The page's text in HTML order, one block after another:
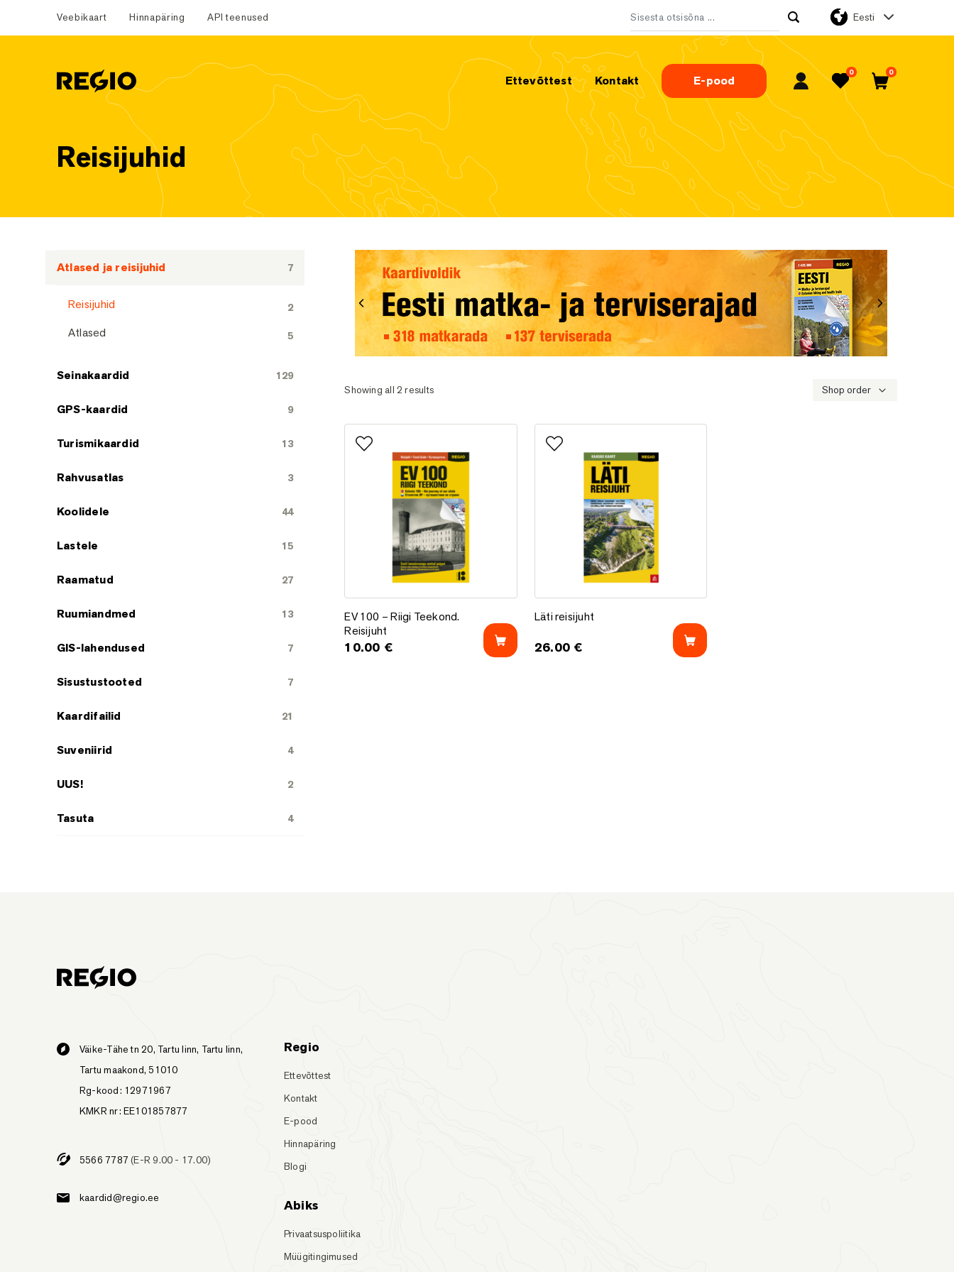
Veebikaart Hinnapäring API teenused
Otsi:
Eesti
Regio Ettevõttest Kontakt E-pood
Minu konto
Lemmikud
0 0
Reisijuhid
Eelmine
Järgmine
Showing all 2 results Shop order
Lisa lemmikutesse
EV 100 – Riigi Teekond.
Reisijuht
10.00 €
Lisa lemmikutesse
Läti reisijuht
26.00 €
Atlased ja reisijuhid 7
Reisijuhid 2
Atlased 5
Seinakaardid 129
GPS-kaardid 9
Turismikaardid 13
Rahvusatlas 3
Koolidele 44
Lastele 15
Raamatud 27
Ruumiandmed 13
GIS-lahendused 7
Sisustustooted 7
Kaardifailid 21
Suveniirid 4
UUS! 2
Tasuta 4
Väike-Tähe tn 20, Tartu linn, Tartu linn,
Tartu maakond, 51010
Rg-kood: 12971967
KMKR nr: EE101857877
5566 7787 (E-R 9.00 - 17.00)
kaardid@regio.ee
Regio
Ettevõttest
Kontakt
E-pood
Hinnapäring
Blogi
Abiks
Privaatsuspoliitika
Müügitingimused